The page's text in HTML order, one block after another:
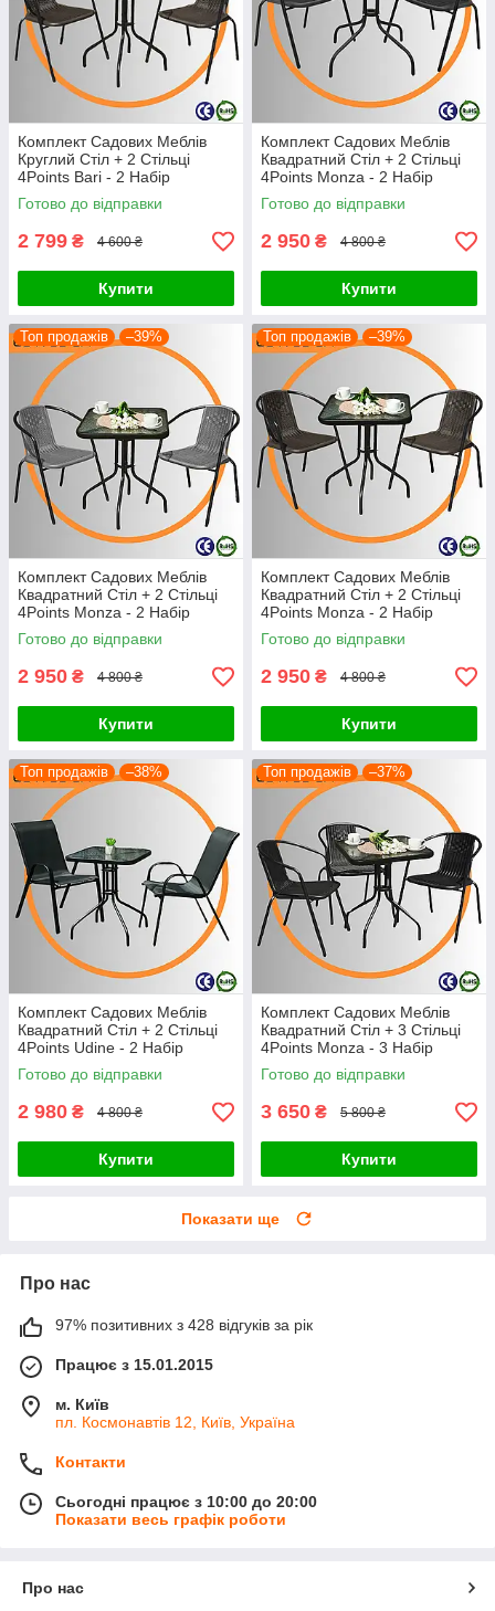
Комплект Садових Меблів
Круглий Стіл + 2 Стільці
4Points Bari - 2 Набір
Садових Меблів зі Штучного
Ротангу Коричневий Польща
Готово до відправки
2 799 ₴ 4 600 ₴
Купити
Комплект Садових Меблів
Квадратний Стіл + 2 Стільці
4Points Monza - 2 Набір
Садових Меблів зі Штучного
Ротангу Чорний Польща
Готово до відправки
2 950 ₴ 4 800 ₴
Купити
Топ продажів –39%
Комплект Садових Меблів
Квадратний Стіл + 2 Стільці
4Points Monza - 2 Набір
Садових Меблів зі Штучного
Ротангу Сірий Польща
Готово до відправки
2 950 ₴ 4 800 ₴
Купити
Топ продажів –39%
Комплект Садових Меблів
Квадратний Стіл + 2 Стільці
4Points Monza - 2 Набір
Садових Меблів зі Штучного
Ротангу Коричневий Польща
Готово до відправки
2 950 ₴ 4 800 ₴
Купити
Топ продажів –38%
Комплект Садових Меблів
Квадратний Стіл + 2 Стільці
4Points Udine - 2 Набір
Садових Меблів з Текстилена
Чорний Польща
Готово до відправки
2 980 ₴ 4 800 ₴
Купити
Топ продажів –37%
Комплект Садових Меблів
Квадратний Стіл + 3 Стільці
4Points Monza - 3 Набір
Садових Меблів зі Штучного
Ротангу Чорний Польща
Готово до відправки
3 650 ₴ 5 800 ₴
Купити
Показати ще
Про нас
97% позитивних з 428 відгуків за рік
Працює з 15.01.2015
м. Київ
пл. Космонавтів 12, Київ, Україна
Контакти
Сьогодні працює з 10:00 до 20:00
Показати весь графік роботи
Про нас